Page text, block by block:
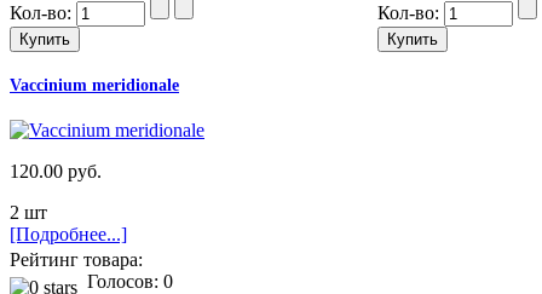
Кол-во:
Кол-во:
Vaccinium meridionale
120.00 руб.
2 шт
[Подробнее...]
Рейтинг товара:
Голосов: 0